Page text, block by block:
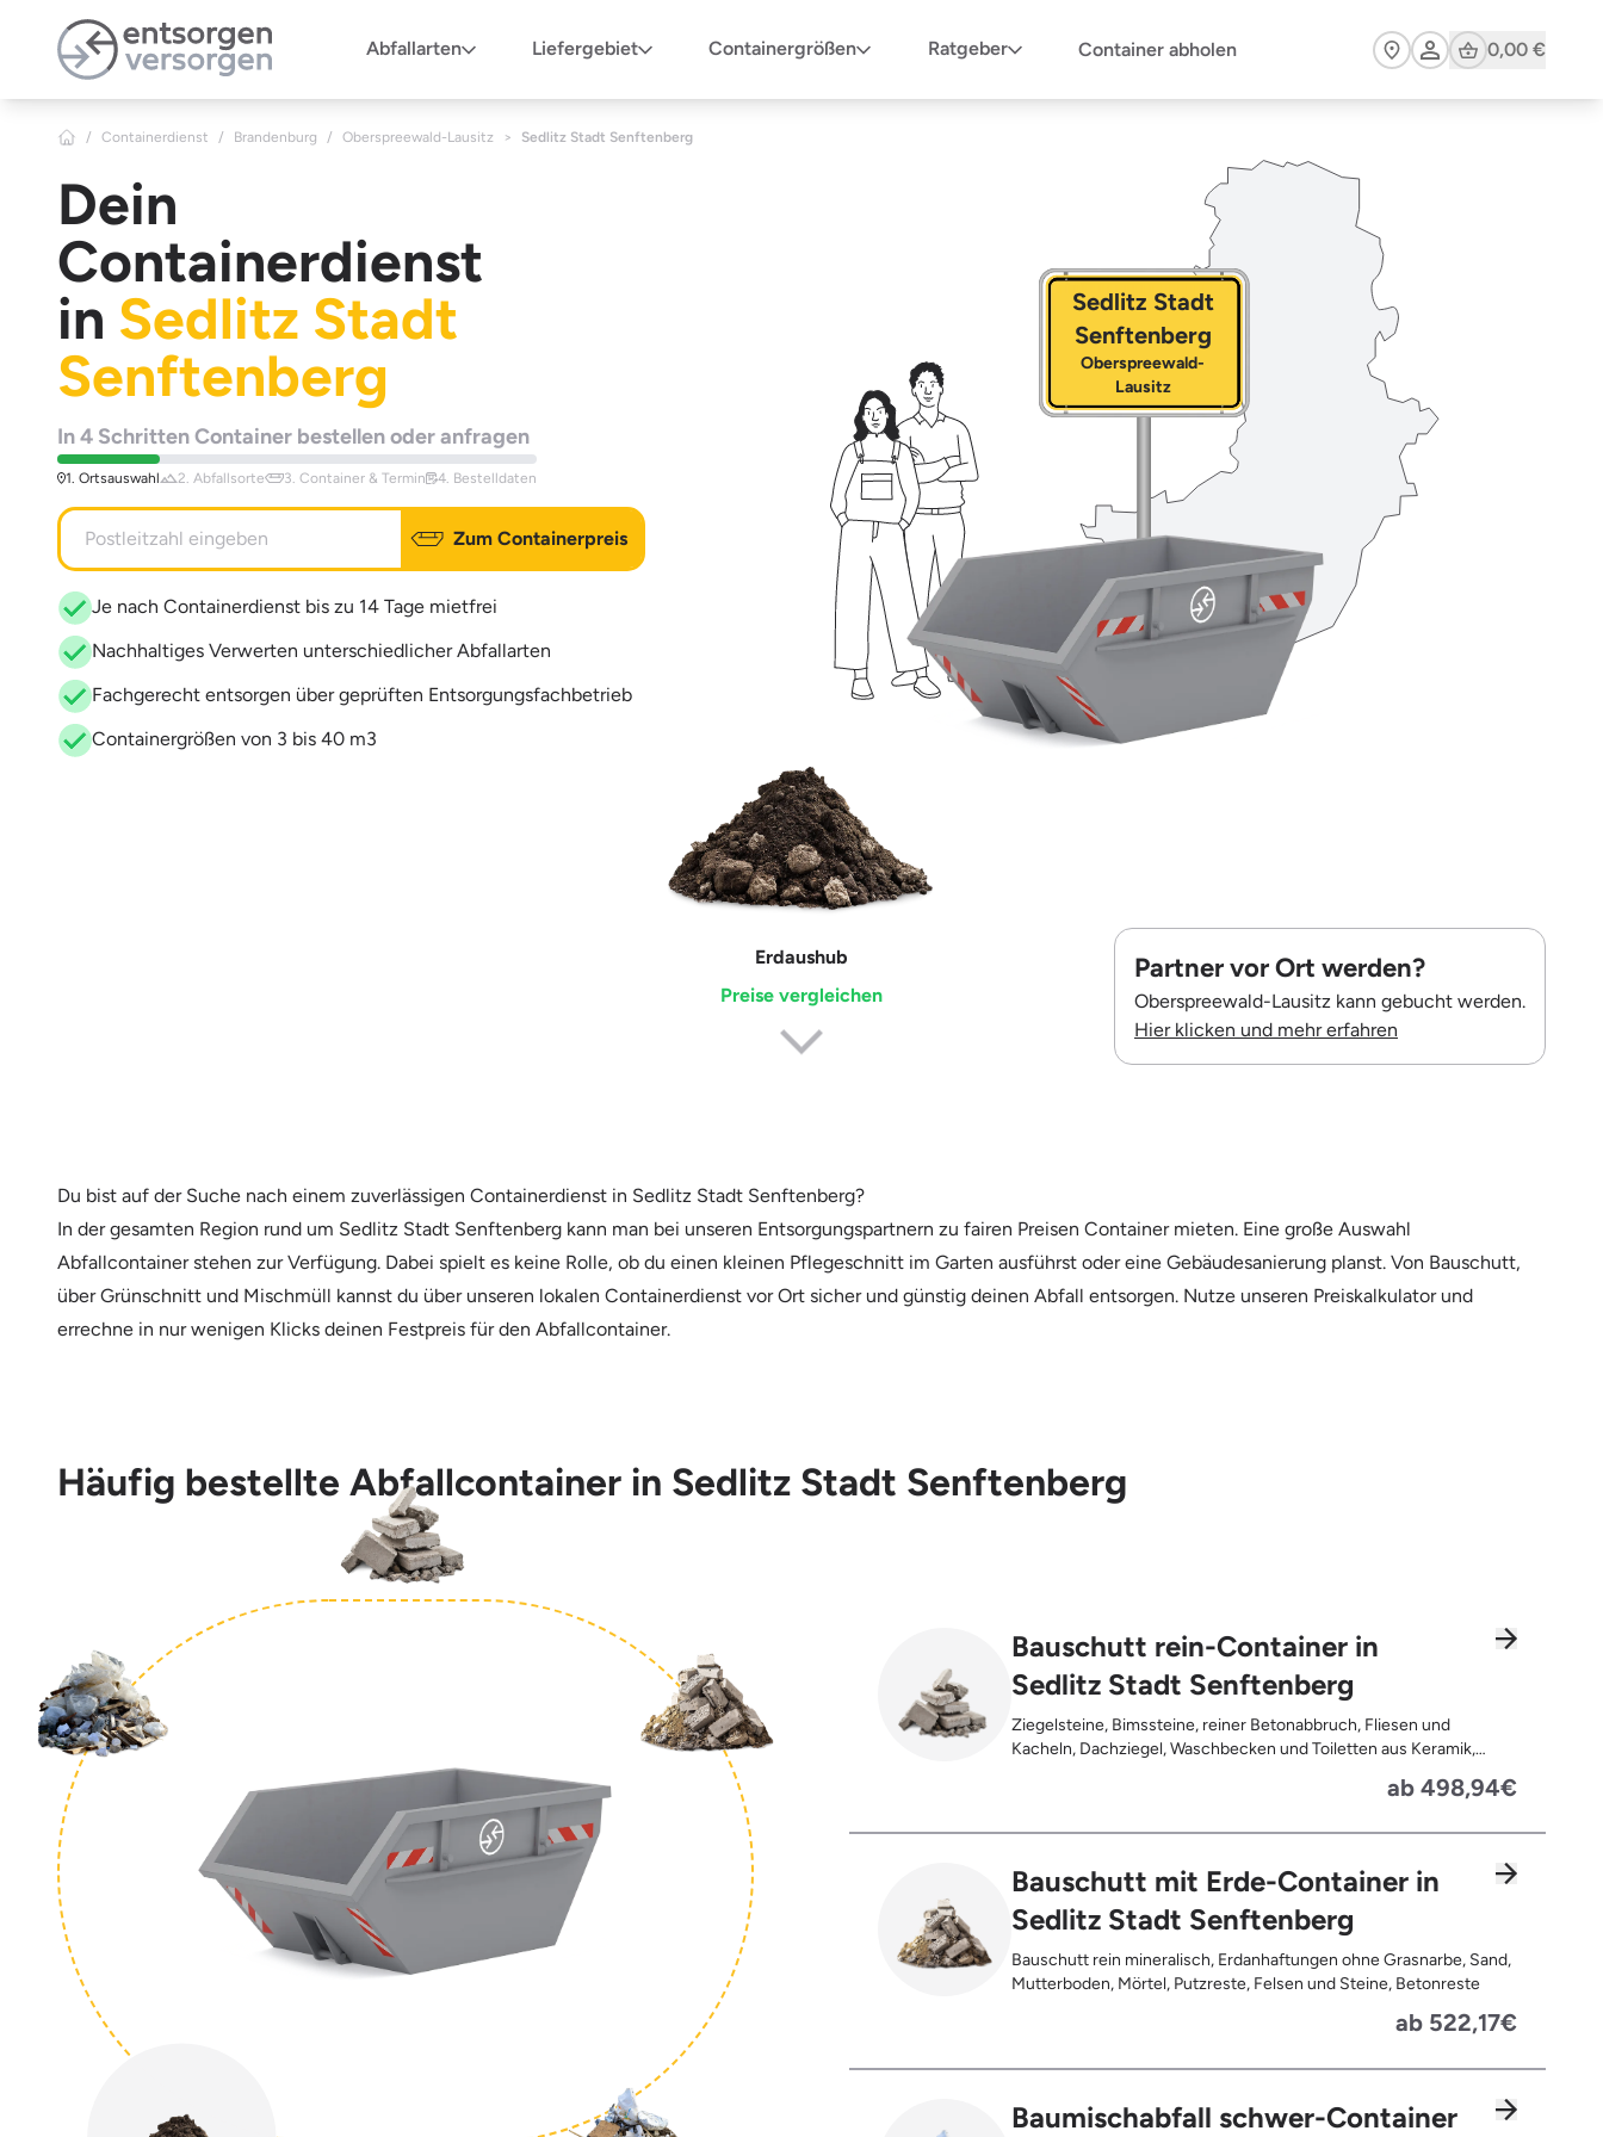
Abfallarten
Liefergebiet Containergrößen Ratgeber Container abholen Cart0,00 €
/ Containerdienst / Brandenburg / Oberspreewald-Lausitz > Sedlitz Stadt Senftenberg
Dein
Containerdienst
in Sedlitz Stadt
Senftenberg
In 4 Schritten Container bestellen oder anfragen
1. Ortsauswahl 2. Abfallsorte 3. Container & Termin 4. Bestelldaten
Zum Containerpreis
Je nach Containerdienst bis zu 14 Tage mietfrei
Nachhaltiges Verwerten unterschiedlicher Abfallarten
Fachgerecht entsorgen über geprüften Entsorgungsfachbetrieb
Containergrößen von 3 bis 40 m3
Sedlitz Stadt
Senftenberg
Oberspreewald-
Lausitz
Erdaushub
Preise vergleichen
Partner vor Ort werden?
Oberspreewald-Lausitz kann gebucht werden.
Hier klicken und mehr erfahren
Du bist auf der Suche nach einem zuverlässigen Containerdienst in Sedlitz Stadt Senftenberg?
In der gesamten Region rund um Sedlitz Stadt Senftenberg kann man bei unseren Entsorgungspartnern zu fairen Preisen Container mieten. Eine große Auswahl
Abfallcontainer stehen zur Verfügung. Dabei spielt es keine Rolle, ob du einen kleinen Pflegeschnitt im Garten ausführst oder eine Gebäudesanierung planst. Von Bauschutt,
über Grünschnitt und Mischmüll kannst du über unseren lokalen Containerdienst vor Ort sicher und günstig deinen Abfall entsorgen. Nutze unseren Preiskalkulator und
errechne in nur wenigen Klicks deinen Festpreis für den Abfallcontainer.
Häufig bestellte Abfallcontainer in Sedlitz Stadt Senftenberg
Bauschutt rein-Container in
Sedlitz Stadt Senftenberg
Ziegelsteine, Bimssteine, reiner Betonabbruch, Fliesen und
Kacheln, Dachziegel, Waschbecken und Toiletten aus Keramik,
ab 498,94€
Bauschutt mit Erde-Container in
Sedlitz Stadt Senftenberg
Bauschutt rein mineralisch, Erdanhaftungen ohne Grasnarbe, Sand,
Mutterboden, Mörtel, Putzreste, Felsen und Steine, Betonreste
ab 522,17€
Baumischabfall schwer-Container